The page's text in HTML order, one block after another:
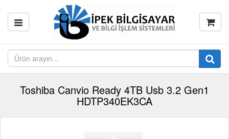
Toshiba Canvio Ready 4TB Usb 3.2 Gen1
HDTP340EK3CA